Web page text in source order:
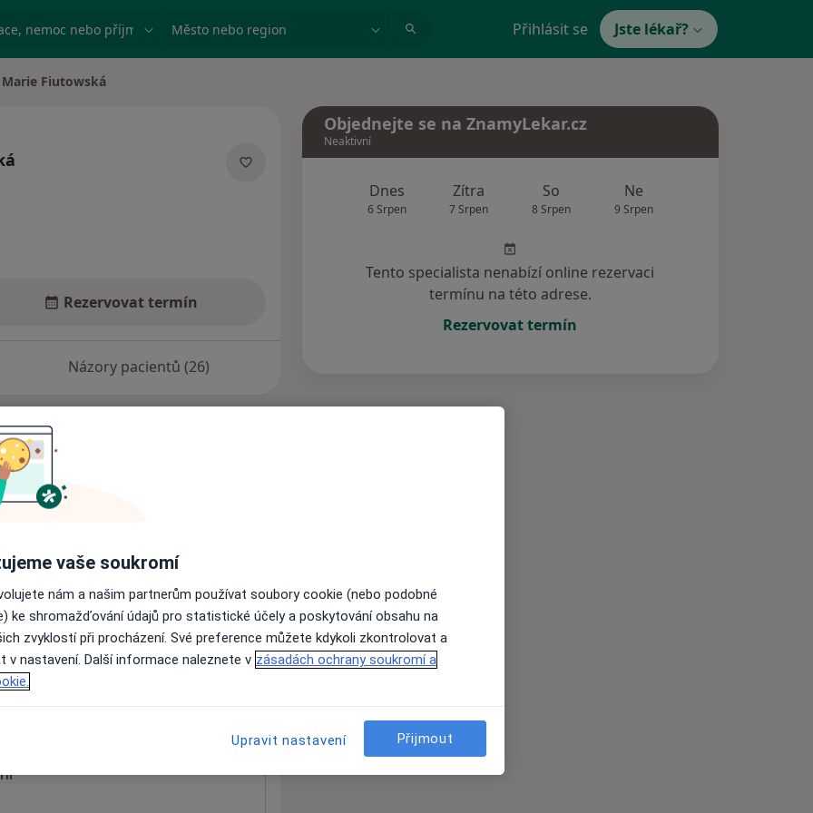
nemoc nebo příjmení Město nebo region Přihlásit se Jste lékař?
města
Marie Fiutowská
Rezervovat termín
Názory pacientů (26)
nejsou k dispozici
informace o svých službách.
70030
Objednejte se na ZnamyLekar.cz
Neaktivní
Dnes
6 Srpen
Zítra
7 Srpen
So
8 Srpen
Ne
9 Srpen
Tento specialista nenabízí online rezervaci
termínu na této adrese.
Rezervovat termín
vaše soukromí
nám a našim partnerům používat soubory cookie (nebo podobné
ke shromažďování údajů pro statistické účely a poskytování obsahu na
zvyklostí při procházení. Své preference můžete kdykoli zkontrolovat a
v nastavení. Další informace naleznete v zásadách ochrany soukromí a
Upravit nastavení Přijmout